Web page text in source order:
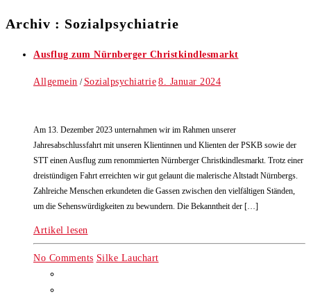
Archiv : Sozialpsychiatrie
Ausflug zum Nürnberger Christkindlesmarkt
Allgemein / Sozialpsychiatrie 8. Januar 2024
Am 13. Dezember 2023 unternahmen wir im Rahmen unserer
Jahresabschlussfahrt mit unseren Klientinnen und Klienten der PSKB sowie der
STT einen Ausflug zum renommierten Nürnberger Christkindlesmarkt. Trotz einer
dreistündigen Fahrt erreichten wir gut gelaunt die malerische Altstadt Nürnbergs.
Zahlreiche Menschen erkundeten die Gassen zwischen den vielfältigen Ständen,
um die Sehenswürdigkeiten zu bewundern. Die Bekanntheit der […]
Artikel lesen
No Comments Silke Lauchart